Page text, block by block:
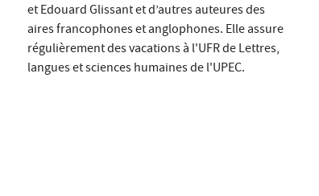
et Edouard Glissant et d’autres auteures des
aires francophones et anglophones. Elle assure
régulièrement des vacations à l'UFR de Lettres,
langues et sciences humaines de l'UPEC.